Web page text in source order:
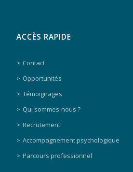
ACCÈS RAPIDE
Contact
Opportunités
Témoignages
Qui sommes-nous ?
Recrutement
Accompagnement psychologique
Parcours professionnel